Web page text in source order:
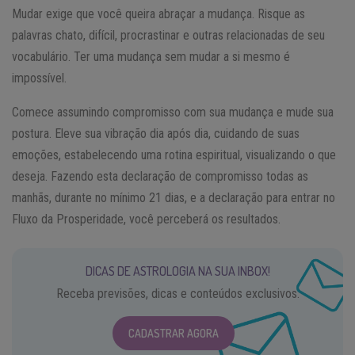
Mudar exige que você queira abraçar a mudança. Risque as
palavras chato, difícil, procrastinar e outras relacionadas de seu
vocabulário. Ter uma mudança sem mudar a si mesmo é
impossível.
Comece assumindo compromisso com sua mudança e mude sua
postura. Eleve sua vibração dia após dia, cuidando de suas
emoções, estabelecendo uma rotina espiritual, visualizando o que
deseja. Fazendo esta declaração de compromisso todas as
manhãs, durante no mínimo 21 dias, e a declaração para entrar no
Fluxo da Prosperidade, você perceberá os resultados.
DICAS DE ASTROLOGIA NA SUA INBOX!
Receba previsões, dicas e conteúdos exclusivos.
CADASTRAR AGORA